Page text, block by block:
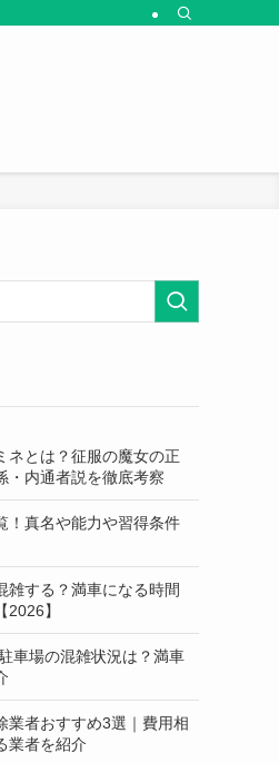
ネとは？征服の魔女の正
・内通者説を徹底考察
！真名や能力や習得条件
雑する？満車になる時間
2026】
車場の混雑状況は？満車
業者おすすめ3選｜費用相
業者を紹介